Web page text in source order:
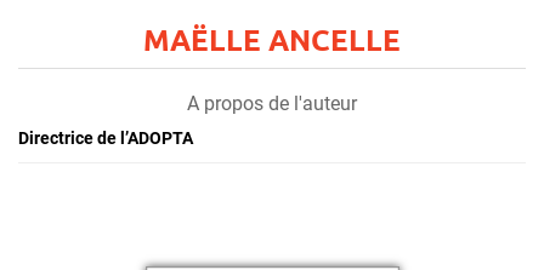
MAËLLE ANCELLE
A propos de l'auteur
Directrice de l’ADOPTA